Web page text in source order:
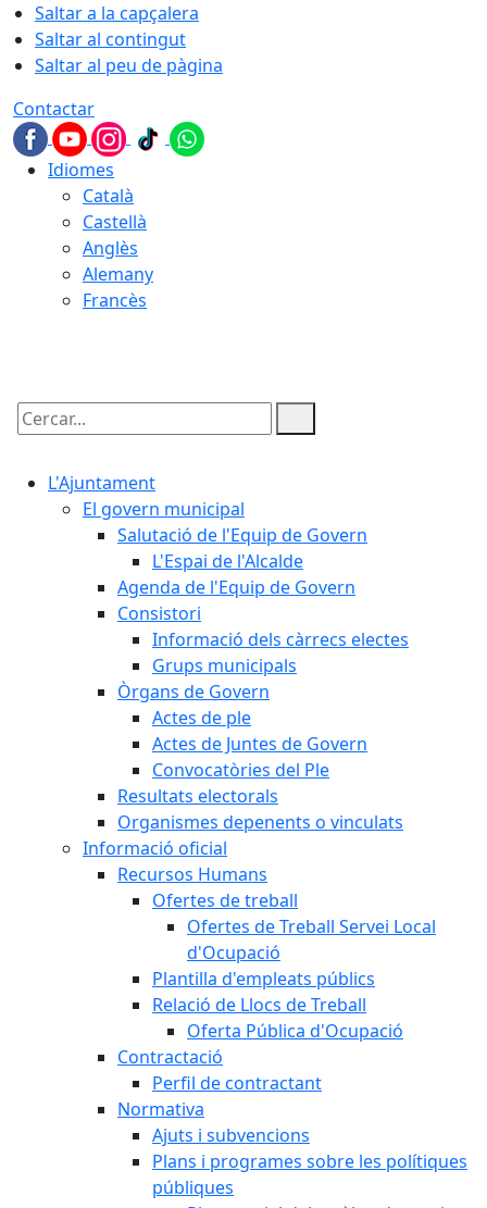
Saltar a la capçalera
Saltar al contingut
Saltar al peu de pàgina
Contactar
Idiomes
Català
Castellà
Anglès
Alemany
Francès
Cercar:
L'Ajuntament
El govern municipal
Salutació de l'Equip de Govern
L'Espai de l'Alcalde
Agenda de l'Equip de Govern
Consistori
Informació dels càrrecs electes
Grups municipals
Òrgans de Govern
Actes de ple
Actes de Juntes de Govern
Convocatòries del Ple
Resultats electorals
Organismes depenents o vinculats
Informació oficial
Recursos Humans
Ofertes de treball
Ofertes de Treball Servei Local
d'Ocupació
Plantilla d'empleats públics
Relació de Llocs de Treball
Oferta Pública d'Ocupació
Contractació
Perfil de contractant
Normativa
Ajuts i subvencions
Plans i programes sobre les polítiques
públiques